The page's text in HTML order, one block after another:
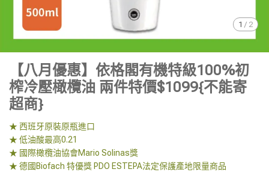
1 / 2
【八月優惠】依格閣有機特級100%初
榨冷壓橄欖油 兩件特價$1099{不能寄
超商}
★ 西班牙原裝原瓶進口
★ 低油酸最高0.21
★ 國際橄欖油協會Mario Solinas獎
★ 德國Biofach 特優獎 PDO ESTEPA法定保護產地限量商品